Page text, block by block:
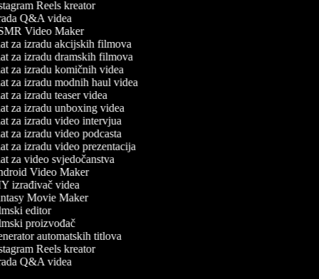
Reels kreator
Q&A videa
Video Maker
za izradu akcijskih filmova
za izradu dramskih filmova
za izradu komičnih videa
za izradu modnih haul videa
za izradu teaser videa
za izradu unboxing videa
za izradu video intervjua
za izradu video podcasta
za izradu video prezentacija
za video svjedočanstva
Video Maker
izrađivač videa
Movie Maker
editor
proizvođač
automatskih titlova
Reels kreator
Q&A videa